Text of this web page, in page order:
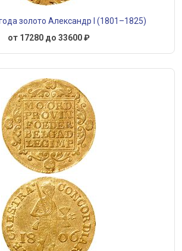
золото Александр I (1801–1825)
от 17280 до 33600 ₽